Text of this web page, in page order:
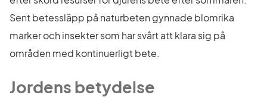
Sent betessläpp på naturbeten gynnade blomrika
marker och insekter som har svårt att klara sig på
områden med kontinuerligt bete.
Jordens betydelse